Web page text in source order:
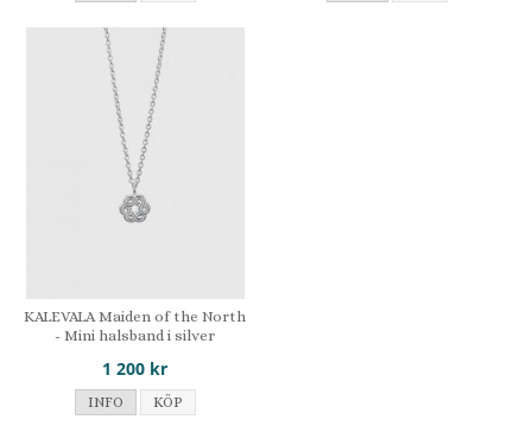
KALEVALA Maiden of the North
- Mini halsband i silver
1 200 kr
INFO KÖP